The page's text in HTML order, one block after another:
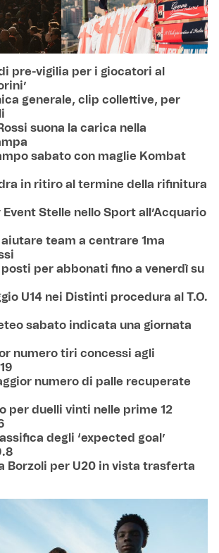
pre-vigilia per i giocatori al
generale, clip collettive, per
suona la carica nella
sabato con maglie Kombat
in ritiro al termine della rifinitura
Event Stelle nello Sport all’Acquario
team a centrare 1ma
posti per abbonati fino a venerdì su
U14 nei Distinti procedura al T.O.
sabato indicata una giornata
numero tiri concessi agli
numero di palle recuperate
per duelli vinti nelle prime 12
degli ‘expected goal’
Borzoli per U20 in vista trasferta